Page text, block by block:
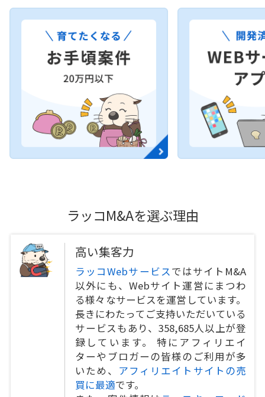
ラッコM&Aを選ぶ理由
高い集客力
ラッコWebサービス ではサイトM&A
以外にも、Webサイト運営にまつわ
る様々なサービスを運営しています。
長きにわたってご支持いただいている
サービスもあり、358,685人以上が登
録しています。 特にアフィリエイ
ターやブロガーの皆様のご利用が多
いため、 アフィリエイトサイトの売
買に最適です。